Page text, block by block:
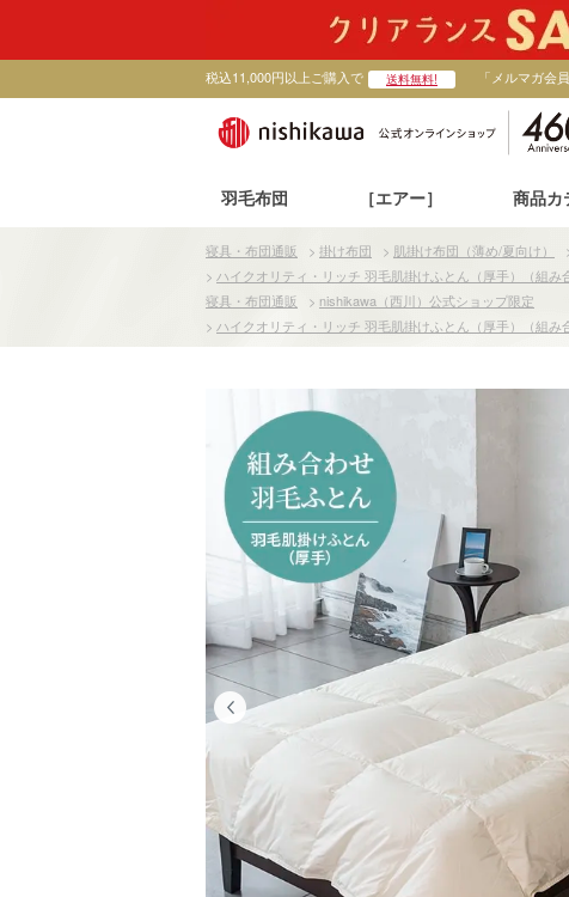
税込11,000円以上ご購入で 送料無料! 「メルマガ会員
羽毛布団 ［エアー］ 商品カ
寝具・布団通販 > 掛け布団 > 肌掛け布団（薄め/夏向け）
> ハイクオリティ・リッチ 羽毛肌掛けふとん（厚手）（組
寝具・布団通販
> nishikawa（西川）公式ショップ限定
> ハイクオリティ・リッチ 羽毛肌掛けふとん（厚手）（組